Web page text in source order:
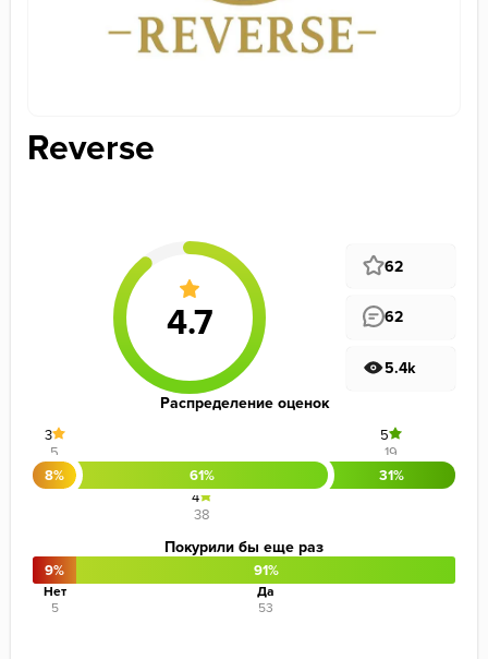
Reverse
62
62
5.4k
Распределение оценок
8%
3
5
61%
4
38
31%
5
19
Покурили бы еще раз
9%
Нет
5
91%
Да
53